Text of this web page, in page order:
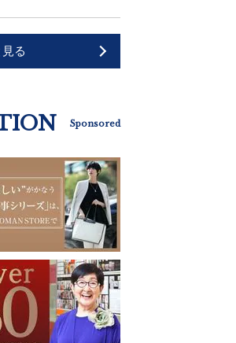
る
Sponsored